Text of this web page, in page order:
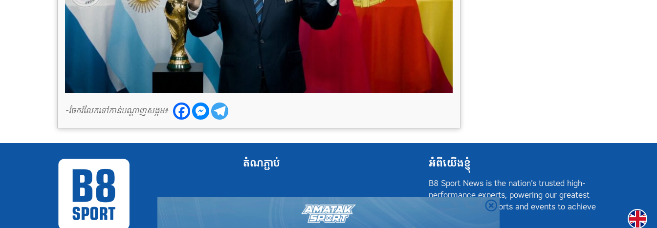
-ចែករំលែកទៅកាន់បណ្តាញសង្គម៖
តំណភ្ជាប់ អំពីយើងខ្ញុំ
B8 Sport News is the nation’s trusted high-
performance experts, powering our greatest
athletes, teams, sports and events to achieve